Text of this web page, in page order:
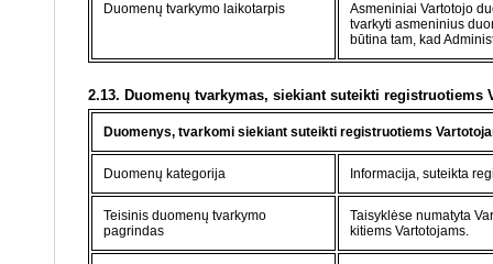
Duomenų tvarkymo laikotarpis
Asmeniniai Vartotojo
tvarkyti asmeninius
būtina tam, kad
2.13. Duomenų tvarkymas, siekiant suteikti
Duomenys, tvarkomi siekiant suteikti registruotiems
Duomenų kategorija Informacija, suteikta
Teisinis duomenų tvarkymo
pagrindas
Taisyklėse numatyta
kitiems Vartotojams.